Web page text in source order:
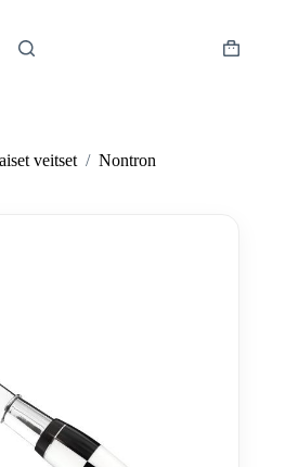
Shopping
veitset / Nontron